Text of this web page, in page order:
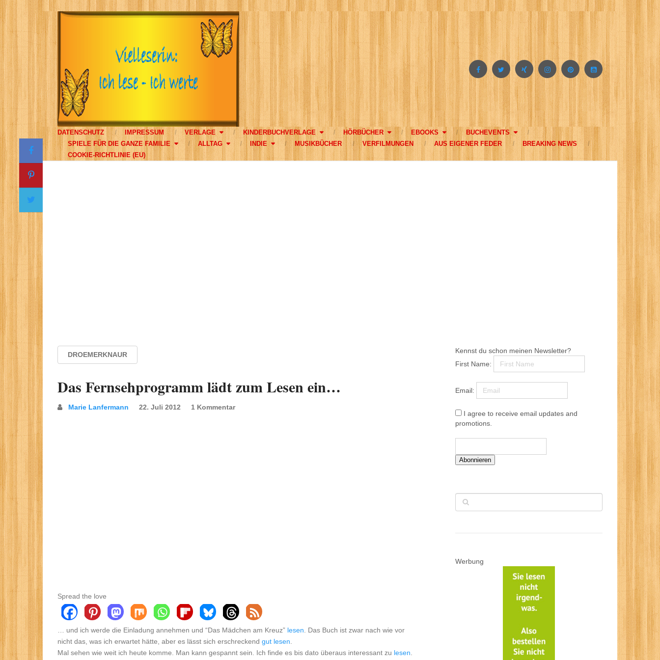
DATENSCHUTZ IMPRESSUM VERLAGE KINDERBUCHVERLAGE HÖRBÜCHER EBOOKS
BUCHEVENTS
SPIELE FÜR DIE GANZE FAMILIE
ALLTAG INDIE MUSIKBÜCHER VERFILMUNGEN AUS EIGENER FEDER
BREAKING NEWS
COOKIE-RICHTLINIE (EU)
DROEMERKNAUR
Das Fernsehprogramm lädt zum Lesen ein…
Marie Lanfermann 22. Juli 2012 1 Kommentar
Spread the love
… und ich werde die Einladung annehmen und “Das Mädchen am Kreuz” lesen . Das Buch ist zwar nach wie vor
nicht das, was ich erwartet hätte, aber es lässt sich erschreckend gut lesen
Mal sehen wie weit ich heute komme. Man kann gespannt sein. Ich finde es bis dato überaus interessant zu lesen
Kennst du schon meinen Newsletter?
First Name:
Email:
I agree to receive email updates and
promotions.
Abonnieren
Werbung